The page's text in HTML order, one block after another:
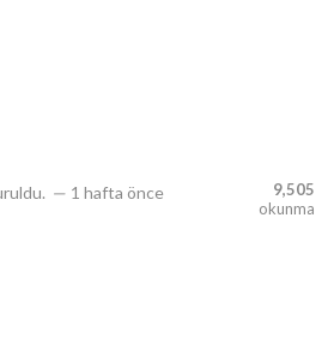
— 1 hafta önce
9,505
okunma